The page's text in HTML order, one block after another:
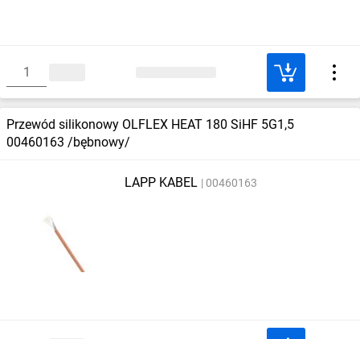
Przewód silikonowy OLFLEX HEAT 180 SiHF 5G1,5
00460163 /bębnowy/
LAPP KABEL 00460163